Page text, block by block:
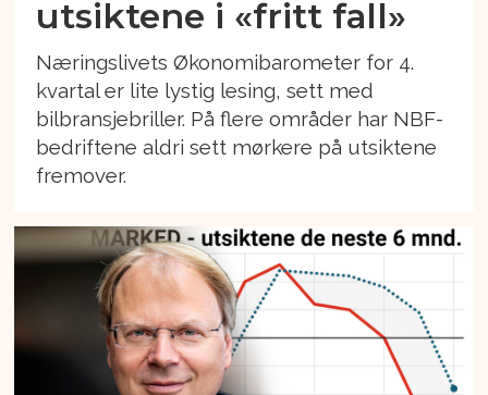
utsiktene i «fritt fall»
Næringslivets Økonomibarometer for 4.
kvartal er lite lystig lesing, sett med
bilbransjebriller. På flere områder har NBF-
bedriftene aldri sett mørkere på utsiktene
fremover.